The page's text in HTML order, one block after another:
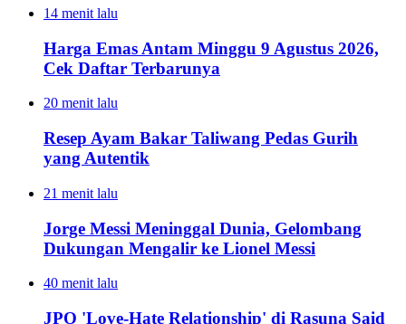
14 menit lalu
Harga Emas Antam Minggu 9 Agustus 2026,
Cek Daftar Terbarunya
20 menit lalu
Resep Ayam Bakar Taliwang Pedas Gurih
yang Autentik
21 menit lalu
Jorge Messi Meninggal Dunia, Gelombang
Dukungan Mengalir ke Lionel Messi
40 menit lalu
JPO 'Love-Hate Relationship' di Rasuna Said